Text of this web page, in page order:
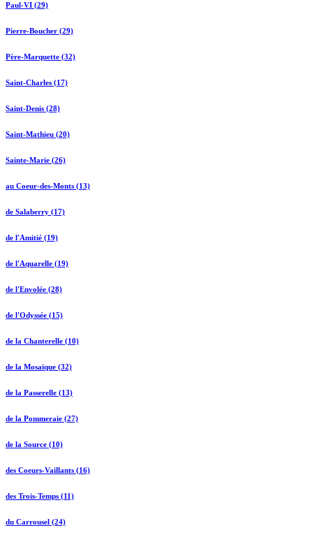
Paul-VI (29)
Pierre-Boucher (29)
Père-Marquette (32)
Saint-Charles (17)
Saint-Denis (28)
Saint-Mathieu (20)
Sainte-Marie (26)
au Coeur-des-Monts (13)
de Salaberry (17)
de l'Amitié (19)
de l'Aquarelle (19)
de l'Envolée (28)
de l'Odyssée (15)
de la Chanterelle (10)
de la Mosaïque (32)
de la Passerelle (13)
de la Pommeraie (27)
de la Source (10)
des Coeurs-Vaillants (16)
des Trois-Temps (11)
du Carrousel (24)